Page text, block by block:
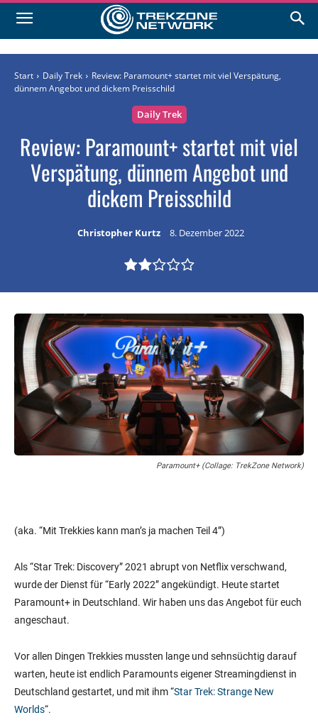
Start Daily Trek
Review: Paramount+ startet mit viel Verspätung,
dünnem Angebot und dickem Preisschild
Daily Trek
Review: Paramount+ startet mit viel
Verspätung, dünnem Angebot und
dickem Preisschild
Christopher Kurtz 8. Dezember 2022
Paramount+ (Collage: TrekZone Network)
(aka. “Mit Trekkies kann man’s ja machen Teil 4”)
Als “Star Trek: Discovery” 2021 abrupt von Netflix verschwand,
wurde der Dienst für “Early 2022” angekündigt. Heute startet
Paramount+ in Deutschland. Wir haben uns das Angebot für euch
angeschaut.
Vor allen Dingen Trekkies mussten lange und sehnsüchtig darauf
warten, heute ist endlich Paramounts eigener Streamingdienst in
Deutschland gestartet, und mit ihm “Star Trek: Strange New
Worlds“.